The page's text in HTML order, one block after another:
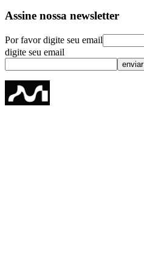
Assine nossa newsletter
Por favor digite seu email
digite seu email
enviar